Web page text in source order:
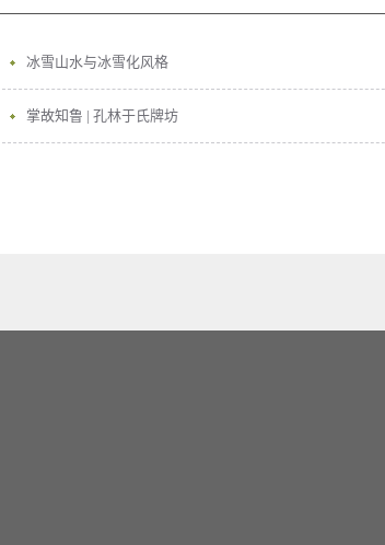
冰雪山水与冰雪化风格
掌故知鲁 | 孔林于氏牌坊